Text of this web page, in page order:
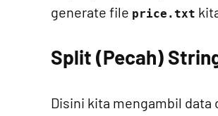
generate file price.txt
Split (Pecah)
Disini kita mengambil data